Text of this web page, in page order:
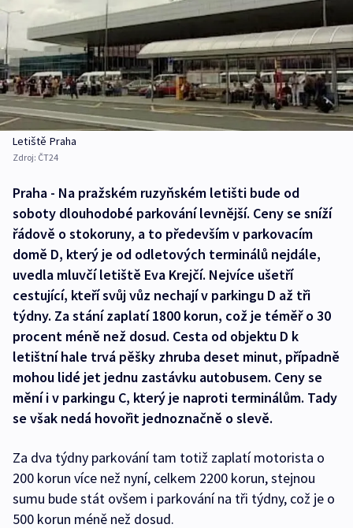
Letiště Praha
Zdroj: ČT24
Praha - Na pražském ruzyňském letišti bude od
soboty dlouhodobé parkování levnější. Ceny se sníží
řádově o stokoruny, a to především v parkovacím
domě D, který je od odletových terminálů nejdále,
uvedla mluvčí letiště Eva Krejčí. Nejvíce ušetří
cestující, kteří svůj vůz nechají v parkingu D až tři
týdny. Za stání zaplatí 1800 korun, což je téměř o 30
procent méně než dosud. Cesta od objektu D k
letištní hale trvá pěšky zhruba deset minut, případně
mohou lidé jet jednu zastávku autobusem. Ceny se
mění i v parkingu C, který je naproti terminálům. Tady
se však nedá hovořit jednoznačně o slevě.
Za dva týdny parkování tam totiž zaplatí motorista o
200 korun více než nyní, celkem 2200 korun, stejnou
sumu bude stát ovšem i parkování na tři týdny, což je o
500 korun méně než dosud.